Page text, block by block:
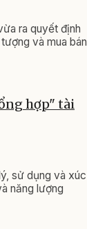
ra quyết định
và mua bán
hợp" tài
sử dụng và xúc
năng lượng